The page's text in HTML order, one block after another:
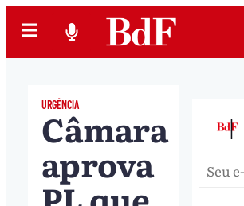
URGÊNCIA
Câmara
aprova
|